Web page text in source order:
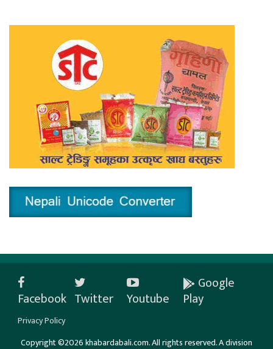
Facebook Twitter Youtube
Google
Play
Privacy Policy
Copyright ©2026 khabardabali.com. All rights reserved. A division